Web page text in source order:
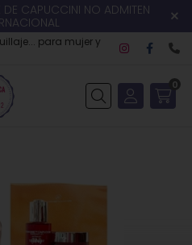
CAPUCCINI NO ADMITEN
para mujer y
Buscar
0